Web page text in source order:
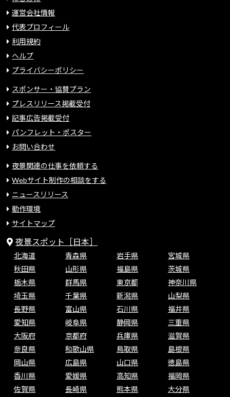
運営会社情報
代表プロフィール
利用規約
ヘルプ
プライバシーポリシー
スポンサー・協賛プラン
プレスリリース掲載受付
記事広告掲載受付
パンフレット・ポスター
お問い合わせ
夜景関連の仕事を依頼する
Webサイト制作の相談をする
ニュースリリース
動作環境
サイトマップ
夜景スポット［日本］
北海道 青森県 岩手県
宮城県
秋田県
山形県 福島県
茨城県
栃木県
群馬県 東京都
神奈川県
埼玉県
千葉県 新潟県
山梨県
長野県
富山県 石川県
福井県
愛知県
岐阜県 静岡県
三重県
大阪府
京都府 兵庫県
滋賀県
奈良県
和歌山県 鳥取県
島根県
岡山県
広島県 山口県
徳島県
香川県
愛媛県 高知県
福岡県
佐賀県
長崎県 熊本県
大分県